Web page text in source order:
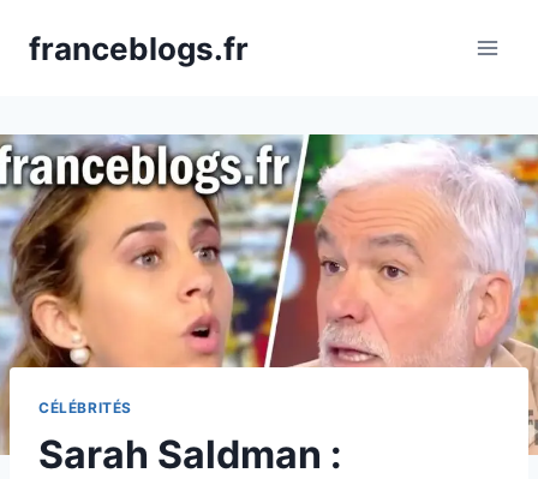
franceblogs.fr
CÉLÉBRITÉS
Sarah Saldman :